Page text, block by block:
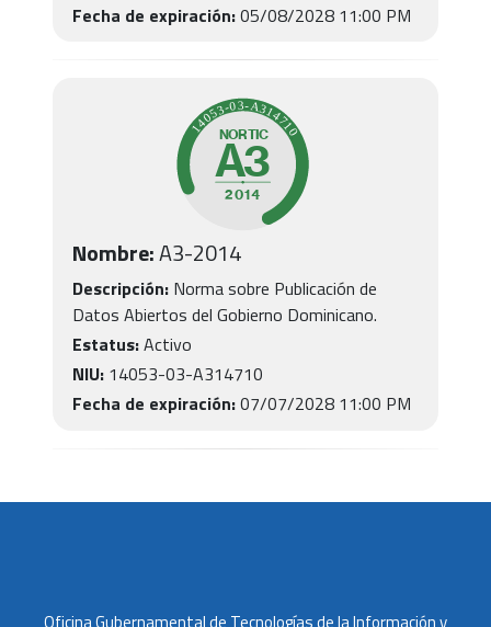
Fecha de expiración:05/08/2028 11:00 PM
Nombre:A3-2014
Descripción: Norma sobre Publicación de
Datos Abiertos del Gobierno Dominicano.
Estatus:Activo
NIU: 14053-03-A314710
Fecha de expiración:07/07/2028 11:00 PM